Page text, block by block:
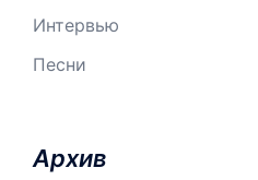
Интервью
Песни
Aрхив